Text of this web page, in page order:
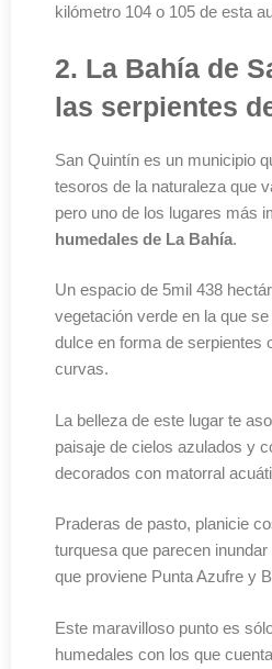
kilómetro 104 o 105 de esta
2. La Bahía de
las serpientes
San Quintín es un municipio
tesoros de la naturaleza que
pero uno de los lugares más
humedales de La Bahía.
Un espacio de 5mil 438
vegetación verde en la que
dulce en forma de serpientes
curvas.
La belleza de este lugar te
paisaje de cielos azulados y
decorados con matorral
Praderas de pasto, planicie
turquesa que parecen
que proviene Punta Azufre y
Este maravilloso punto es
humedales con los que